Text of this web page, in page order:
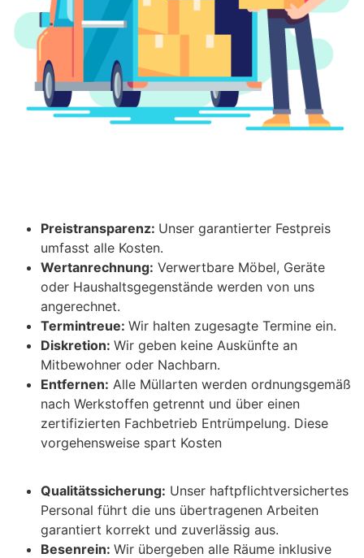
Preistransparenz: Unser garantierter Festpreis
umfasst alle Kosten.
Wertanrechnung: Verwertbare Möbel, Geräte
oder Haushaltsgegenstände werden von uns
angerechnet.
Termintreue: Wir halten zugesagte Termine ein.
Diskretion: Wir geben keine Auskünfte an
Mitbewohner oder Nachbarn.
Entfernen: Alle Müllarten werden ordnungsgemäß
nach Werkstoffen getrennt und über einen
zertifizierten Fachbetrieb Entrümpelung. Diese
vorgehensweise spart Kosten
Qualitätssicherung: Unser haftpflichtversichertes
Personal führt die uns übertragenen Arbeiten
garantiert korrekt und zuverlässig aus.
Besenrein: Wir übergeben alle Räume inklusive